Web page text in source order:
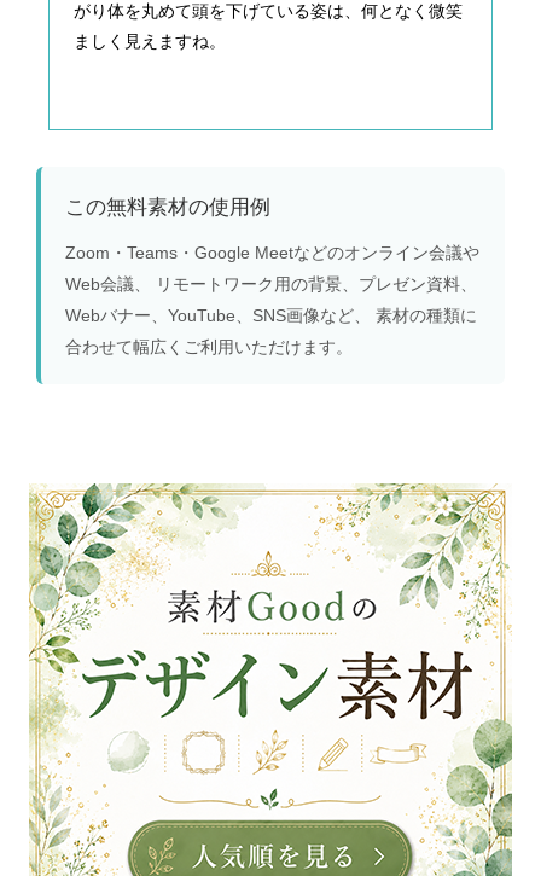
がり体を丸めて頭を下げている姿は、何となく微笑
ましく見えますね。
この無料素材の使用例
Zoom・Teams・Google Meetなどのオンライン会議や
Web会議、 リモートワーク用の背景、プレゼン資料、
Webバナー、YouTube、SNS画像など、 素材の種類に
合わせて幅広くご利用いただけます。